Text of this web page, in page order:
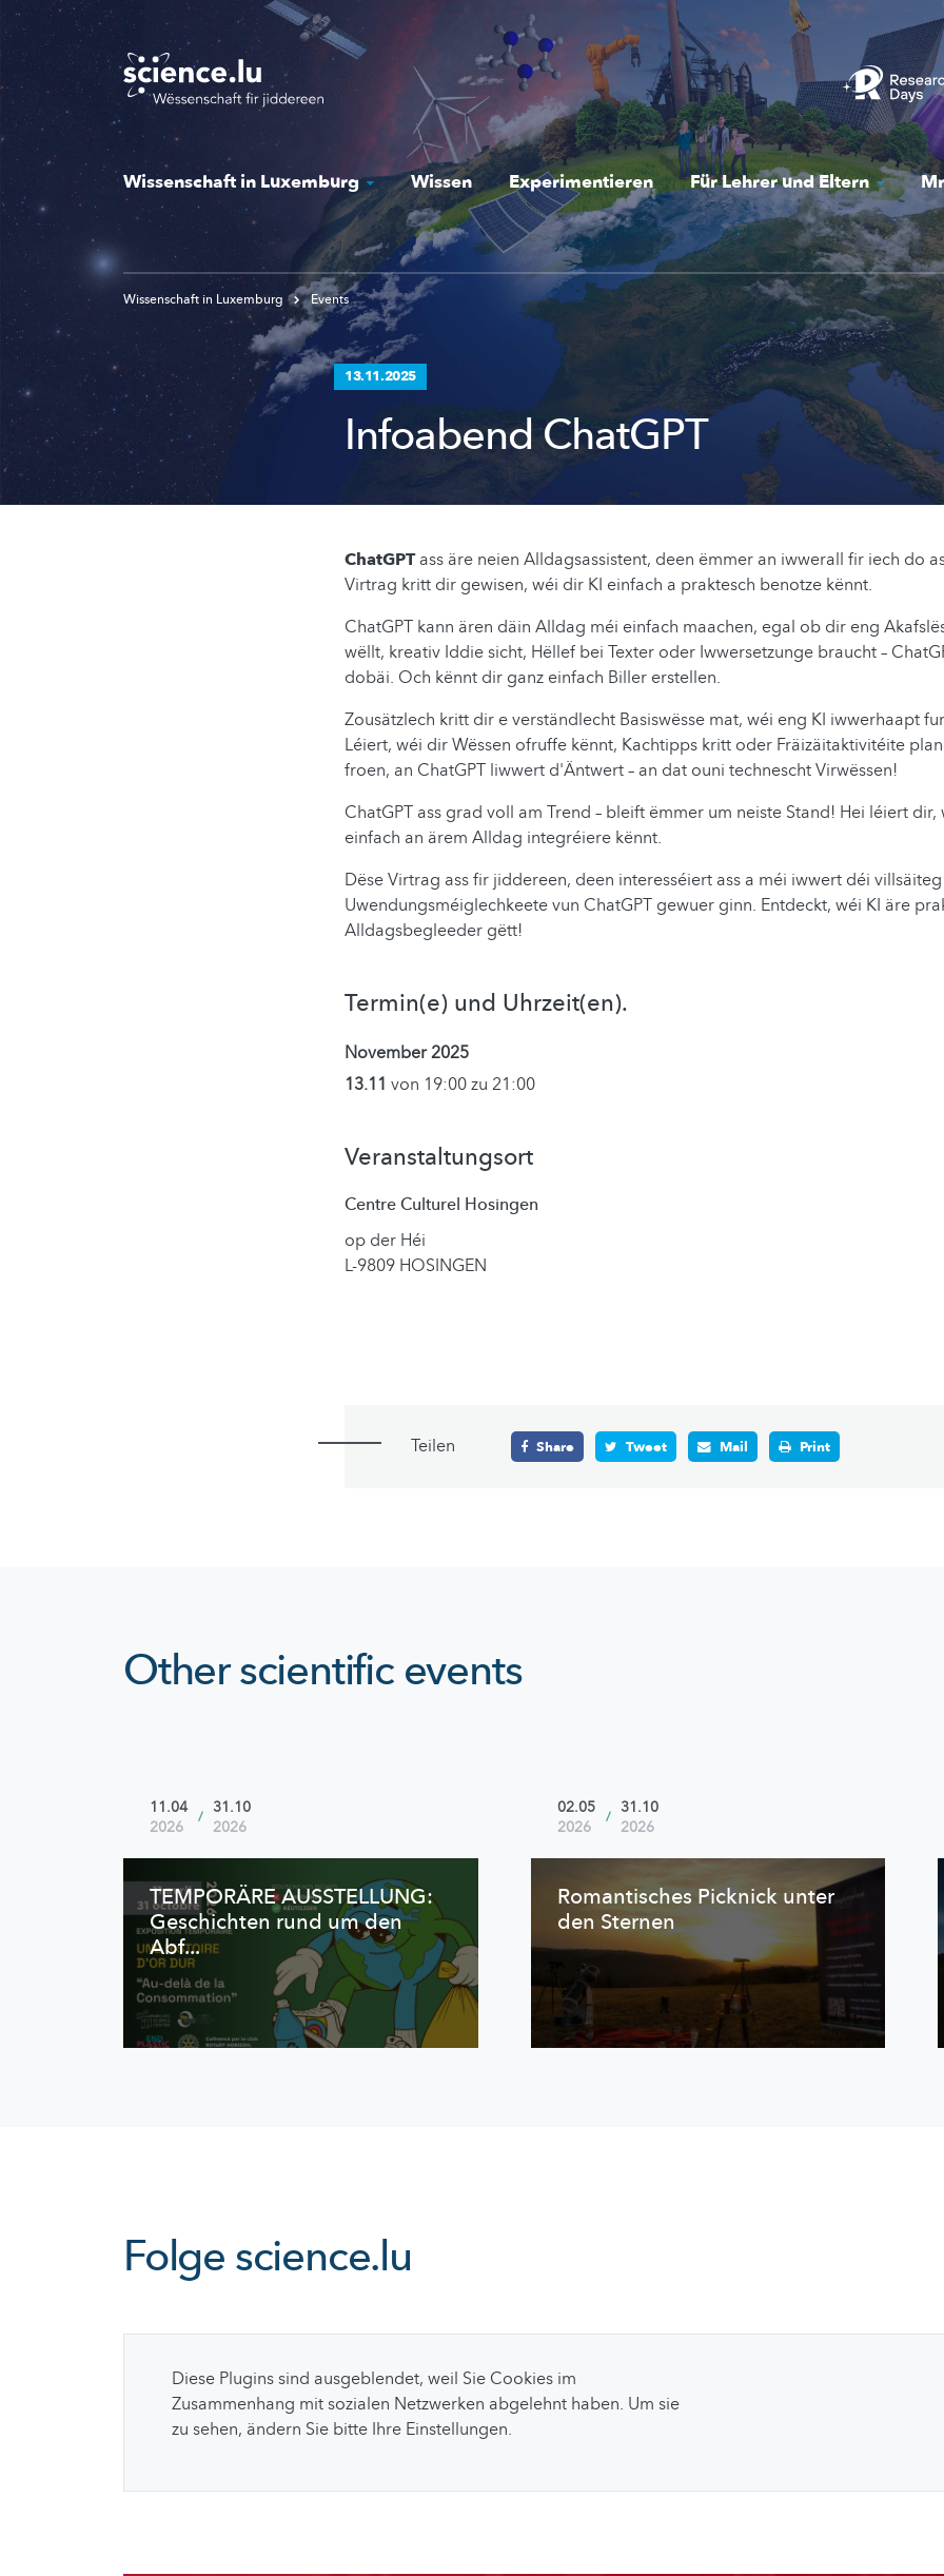
Skip
to
main
content
Wissenschaft in Luxemburg Wissen Experimentieren Für Lehrer und Eltern
Wissenschaft in Luxemburg Events
13.11.2025
Infoabend ChatGPT
ChatGPTass äre neien Alldagsassistent, deen ëmmer an iwwerall fir iech do
Virtrag kritt dir gewisen, wéi dir KI einfach a praktesch benotze kënnt.
ChatGPT kann ären däin Alldag méi einfach maachen, egal ob dir eng
wëllt, kreativ Iddie sicht, Hëllef bei Texter oder Iwwersetzunge braucht –
dobäi. Och kënnt dir ganz einfach Biller erstellen.
Zousätzlech kritt dir e verständlecht Basiswësse mat, wéi eng KI iwwerhaapt
Léiert, wéi dir Wëssen ofruffe kënnt, Kachtipps kritt oder Fräizäitaktivitéite
froen, an ChatGPT liwwert d'Äntwert – an dat ouni technescht Virwëssen!
ChatGPT ass grad voll am Trend – bleift ëmmer um neiste Stand! Hei léiert dir,
einfach an ärem Alldag integréiere kënnt.
Dëse Virtrag ass fir jiddereen, deen interesséiert ass a méi iwwert déi villsäiteg
Uwendungsméiglechkeete vun ChatGPT gewuer ginn. Entdeckt, wéi KI äre
Alldagsbegleeder gëtt!
Termin(e) und Uhrzeit(en).
November 2025
13.11 von 19:00 zu 21:00
Veranstaltungsort
Centre Culturel Hosingen
op der Héi
L-9809 HOSINGEN
Teilen Share Tweet Mail Print
Other scientific events
11.04
2026
/
31.10
2026
TEMPORÄRE AUSSTELLUNG:
Geschichten rund um den
Abf...
02.05
2026
/
31.10
2026
Romantisches Picknick unter
den Sternen
Folge science.lu
Diese Plugins sind ausgeblendet, weil Sie Cookies im
Zusammenhang mit sozialen Netzwerken abgelehnt haben. Um sie
zu sehen, ändern Sie bitte Ihre Einstellungen.